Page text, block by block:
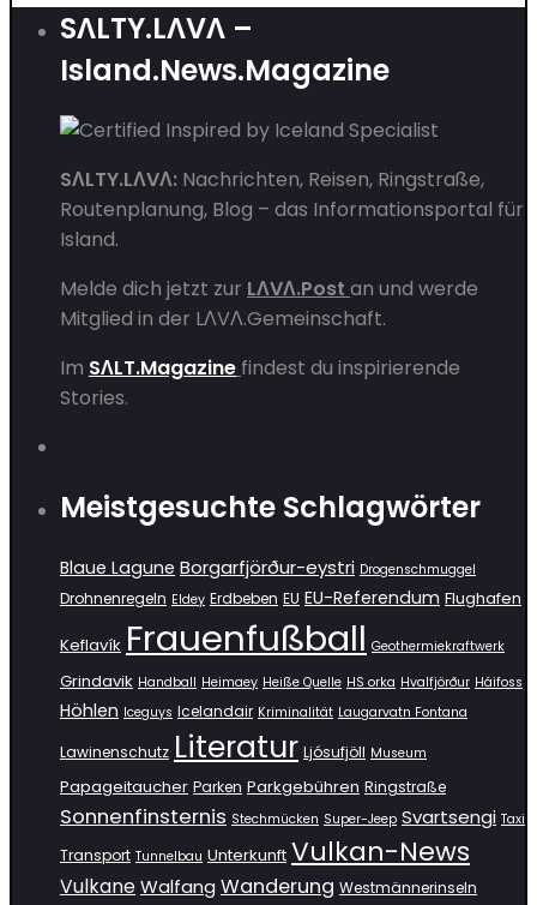
SΛLTY.LΛVΛ –
Island.News.Magazine
SΛLTY.LΛVΛ: Nachrichten, Reisen, Ringstraße,
Routenplanung, Blog – das Informationsportal für
Island.
Melde dich jetzt zur LΛVΛ.Post an und werde
Mitglied in der LΛVΛ.Gemeinschaft.
Im SΛLT.Magazine findest du inspirierende
Stories.
Meistgesuchte Schlagwörter
Blaue Lagune Borgarfjörður-eystri Drogenschmuggel
Drohnenregeln Eldey Erdbeben EU EU-Referendum Flughafen
Keflavík Frauenfußball Geothermiekraftwerk
Grindavik Handball Heimaey Heiße Quelle HS orka Hvalfjörður Háifoss
Höhlen Iceguys Icelandair Kriminalität Laugarvatn Fontana
Lawinenschutz Literatur Ljósufjöll Museum
Papageitaucher Parken Parkgebühren Ringstraße
Sonnenfinsternis Stechmücken Super-Jeep Svartsengi Taxi
Transport Tunnelbau Unterkunft Vulkan-News
VulkaneWalfang Wanderung Westmännerinseln